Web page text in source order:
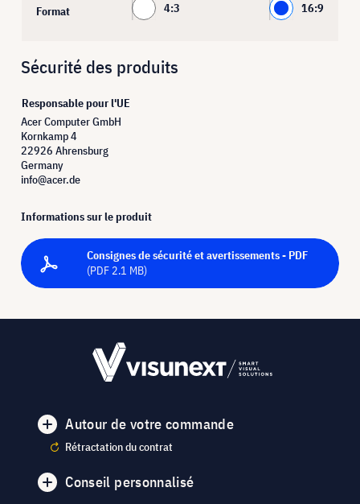
Format 4:3 16:9
Sécurité des produits
Responsable pour l'UE
Acer Computer GmbH
Kornkamp 4
22926 Ahrensburg
Germany
info@acer.de
Informations sur le produit
Consignes de sécurité et avertissements - PDF
(PDF 2.1 MB)
Autour de votre commande
Rétractation du contrat
Conseil personnalisé